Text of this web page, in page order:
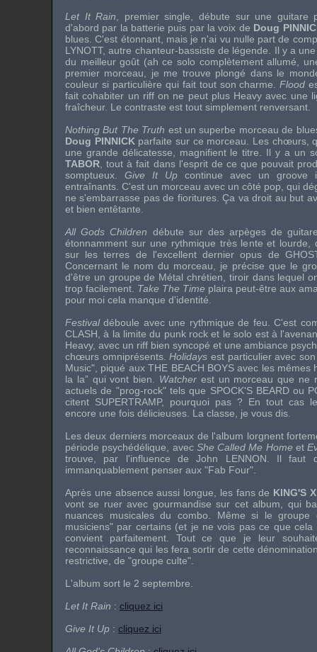
Let It Rain , premier single, débute sur une guitare
d'abord par la batterie puis par la voix de Doug
blues. C'est étonnant, mais je n'ai vu nulle part de
LYNOTT, autre chanteur-bassiste de légende. Il y a
du meilleur goût (ah ce solo complètement allumé,
premier morceau, je me trouve plongé dans le
couleur si particulière qui fait tout son charme.Flood
fait cohabiter un riff on ne peut plus Heavy avec une
fraîcheur. Le contraste est tout simplement renversant.
Nothing But The Truth est un superbe morceau de
Doug PINNICK parfaite sur ce morceau. Les chœurs,
une grande délicatesse, magnifient le titre. Il y a un
TABOR , tout à fait dans l'esprit de ce que pouvait
somptueux. Give It Up continue avec un groove
entraînants. C'est un morceau avec un côté pop, qui
ne s'embarrasse pas de fioritures. Ça va droit au but
et bien entêtante.
All Gods Children débute sur des arpèges de
étonnamment sur une rythmique très lente et lourde,
sur les terres de l'excellent dernier opus de
Concernant le nom du morceau, je précise que le
d'être un groupe de Métal chrétien, tiroir dans lequel
trop facilement. Take The Time plaira peut-être aux
pour moi cela manque d'identité.
Festivaldéboule avec une rythmique de feu. C'est
CLASH , à la limite du punk rock et le solo est à
Heavy, avec un riff bien syncopé et une ambiance
chœurs omniprésents.Holidays est particulier avec
Music", piqué auxTHE BEACH BOYSavec les mêmes
la la” qui vont bien. Watcherest un morceau que ne
actuels de "prog-rock" tels que SPOCK'S BEARDou
citent SUPERTRAMP, pourquoi pas ? En tout cas
encore une fois délicieuses. La classe, je vous dis.
Les deux derniers morceaux de l'album lorgnent
période psychédélique, avec She Called Me Home et
trouve, par l'influence deJohn LENNON . Il faut
immanquablement penser aux "Fab Four".
Après une absence aussi longue, les fans de KING'S X
vont se ruer avec gourmandise sur cet album, qui
nuances musicales du combo. Même si le groupe
musiciens" par certains (et je ne vois pas ce que
convient parfaitement. Tout ce que je leur
reconnaissance qui les fera sortir de cette
restrictive, de "groupe culte".
L'album sort le 2 septembre.
Let It Rain : cliquez ici
Give It Up : cliquez ici